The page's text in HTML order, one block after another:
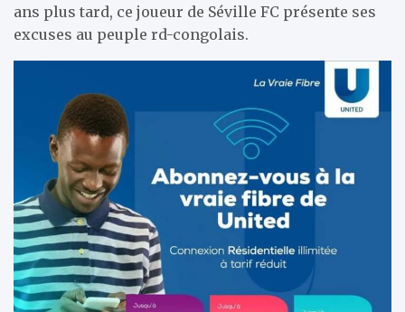
ans plus tard, ce joueur de Séville FC présente ses
excuses au peuple rd-congolais.